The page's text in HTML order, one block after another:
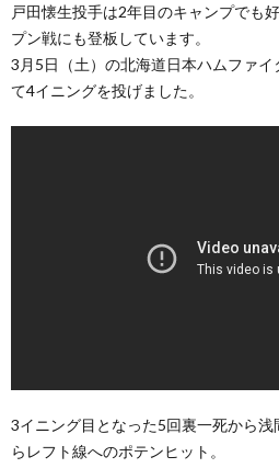
戸田懐生投手は2年目のキャンプでも
プン戦にも登板しています。
3月5日（土）の北海道日本ハムファ
て4イニングを投げました。
3イニング目となった5回裏一死から
らレフト線へのポテンヒット。